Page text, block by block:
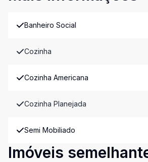
Banheiro Social
Cozinha
Cozinha Americana
Cozinha Planejada
Semi Mobiliado
Imóveis